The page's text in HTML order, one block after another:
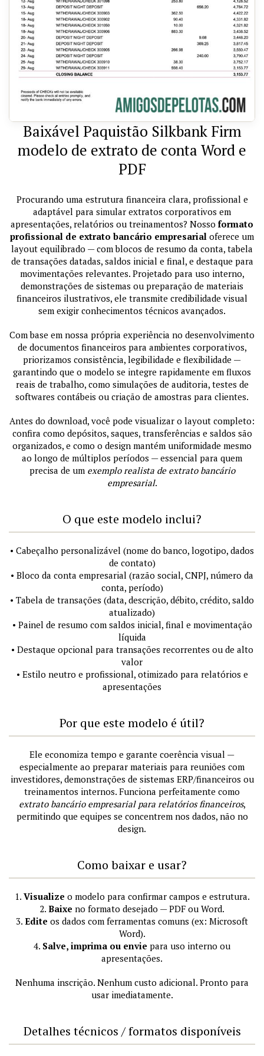
Baixável Paquistão Silkbank Firm
modelo de extrato de conta Word e
PDF
Procurando uma estrutura financeira clara, profissional e
adaptável para simular extratos corporativos em
apresentações, relatórios ou treinamentos? Nosso formato
profissional de extrato bancário empresarial oferece um
layout equilibrado — com blocos de resumo da conta, tabela
de transações datadas, saldos inicial e final, e destaque para
movimentações relevantes. Projetado para uso interno,
demonstrações de sistemas ou preparação de materiais
financeiros ilustrativos, ele transmite credibilidade visual
sem exigir conhecimentos técnicos avançados.
Com base em nossa própria experiência no desenvolvimento
de documentos financeiros para ambientes corporativos,
priorizamos consistência, legibilidade e flexibilidade —
garantindo que o modelo se integre rapidamente em fluxos
reais de trabalho, como simulações de auditoria, testes de
softwares contábeis ou criação de amostras para clientes.
Antes do download, você pode visualizar o layout completo:
confira como depósitos, saques, transferências e saldos são
organizados, e como o design mantém uniformidade mesmo
ao longo de múltiplos períodos — essencial para quem
precisa de um exemplo realista de extrato bancário
empresarial.
O que este modelo inclui?
• Cabeçalho personalizável (nome do banco, logotipo, dados
de contato)
• Bloco da conta empresarial (razão social, CNPJ, número da
conta, período)
• Tabela de transações (data, descrição, débito, crédito, saldo
atualizado)
• Painel de resumo com saldos inicial, final e movimentação
líquida
• Destaque opcional para transações recorrentes ou de alto
valor
• Estilo neutro e profissional, otimizado para relatórios e
apresentações
Por que este modelo é útil?
Ele economiza tempo e garante coerência visual —
especialmente ao preparar materiais para reuniões com
investidores, demonstrações de sistemas ERP/financeiros ou
treinamentos internos. Funciona perfeitamente como
extrato bancário empresarial para relatórios financeiros,
permitindo que equipes se concentrem nos dados, não no
design.
Como baixar e usar?
1. Visualize o modelo para confirmar campos e estrutura.
2. Baixe no formato desejado — PDF ou Word.
3. Edite os dados com ferramentas comuns (ex: Microsoft
Word).
4. Salve, imprima ou envie para uso interno ou
apresentações.
Nenhuma inscrição. Nenhum custo adicional. Pronto para
usar imediatamente.
Detalhes técnicos / formatos disponíveis